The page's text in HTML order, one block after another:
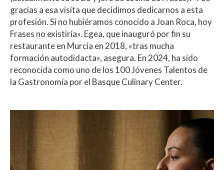
gracias a esa visita que decidimos dedicarnos a esta
profesión. Si no hubiéramos conocido a Joan Roca, hoy
Frases no existiría». Egea, que inauguró por fin su
restaurante en Murcia en 2018, «tras mucha
formación autodidacta», asegura. En 2024, ha sido
reconocida como uno de los 100 Jóvenes Talentos de
la Gastronomía por el Basque Culinary Center.